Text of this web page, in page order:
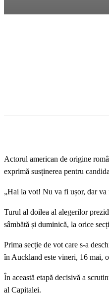
Actorul american de origine
exprimă susținerea pentru
„Hai la vot! Nu va fi ușor, dar
Turul al doilea al alegerilor
sâmbătă și duminică, la orice
Prima secție de vot care s-a
în Auckland este vineri, 16 mai,
În această etapă decisivă a
al Capitalei.